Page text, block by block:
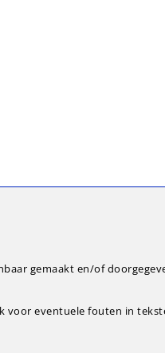
gemaakt en/of
voor eventuele fouten in